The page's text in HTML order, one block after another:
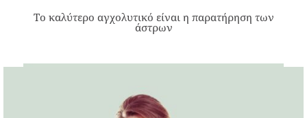
Το καλύτερο αγχολυτικό είναι η παρατήρηση των
άστρων